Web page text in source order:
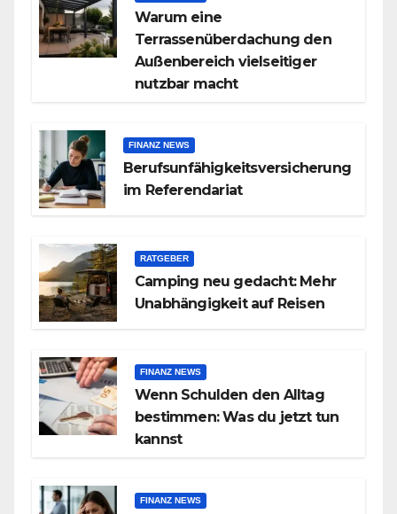
Warum eine
Terrassenüberdachung den
Außenbereich vielseitiger
nutzbar macht
FINANZ NEWS
Berufsunfähigkeitsversicherung
im Referendariat
RATGEBER
Camping neu gedacht: Mehr
Unabhängigkeit auf Reisen
FINANZ NEWS
Wenn Schulden den Alltag
bestimmen: Was du jetzt tun
kannst
FINANZ NEWS